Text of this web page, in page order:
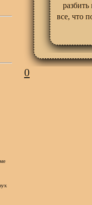
все, что
0